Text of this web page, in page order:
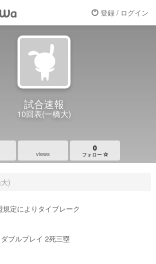
登録 / ログイン
試合速報
10回表(一橋大)
views
0
フォロー
)
定によりタイブレーク
ブルプレイ 2死三塁